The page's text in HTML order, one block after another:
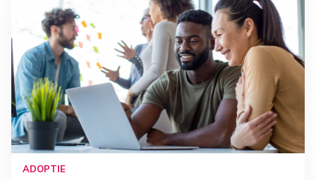
ADOPTIE